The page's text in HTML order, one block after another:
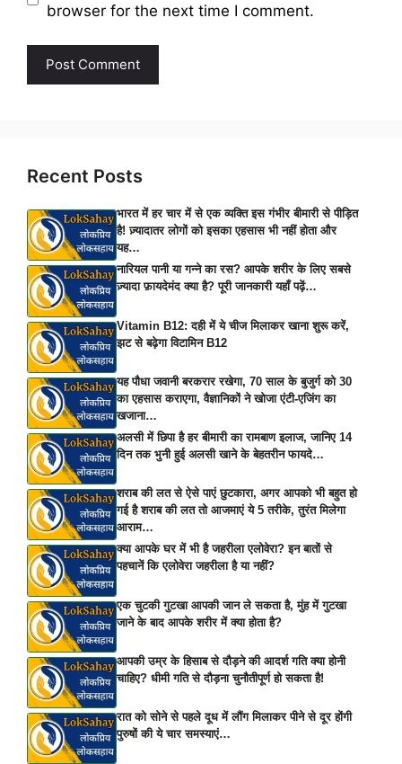
browser for the next time I comment.
Recent Posts
भारत में हर चार में से एक व्यक्ति इस गंभीर बीमारी से पीड़ित
है! ज़्यादातर लोगों को इसका एहसास भी नहीं होता और
यह…
नारियल पानी या गन्ने का रस? आपके शरीर के लिए सबसे
ज़्यादा फ़ायदेमंद क्या है? पूरी जानकारी यहाँ पढ़ें…
Vitamin B12: दही में ये चीज मिलाकर खाना शुरू करें,
झट से बढ़ेगा विटामिन B12
यह पौधा जवानी बरकरार रखेगा, 70 साल के बुजुर्ग को 30
का एहसास कराएगा, वैज्ञानिकों ने खोजा एंटी-एजिंग का
खजाना…
अलसी में छिपा है हर बीमारी का रामबाण इलाज, जानिए 14
दिन तक भुनी हुई अलसी खाने के बेहतरीन फायदे…
शराब की लत से ऐसे पाएं छुटकारा, अगर आपको भी बहुत हो
गई है शराब की लत तो आजमाएं ये 5 तरीके, तुरंत मिलेगा
आराम…
क्या आपके घर में भी है जहरीला एलोवेरा? इन बातों से
पहचानें कि एलोवेरा जहरीला है या नहीं?
एक चुटकी गुटखा आपकी जान ले सकता है, मुंह में गुटखा
जाने के बाद आपके शरीर में क्या होता है?
आपकी उम्र के हिसाब से दौड़ने की आदर्श गति क्या होनी
चाहिए? धीमी गति से दौड़ना चुनौतीपूर्ण हो सकता है!
रात को सोने से पहले दूध में लौंग मिलाकर पीने से दूर होंगी
पुरुषों की ये चार समस्याएं…